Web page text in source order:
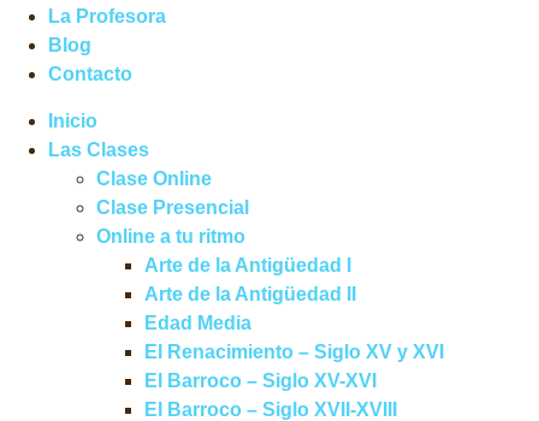
La Profesora
Blog
Contacto
Inicio
Las Clases
Clase Online
Clase Presencial
Online a tu ritmo
Arte de la Antigüedad I
Arte de la Antigüedad II
Edad Media
El Renacimiento – Siglo XV y XVI
El Barroco – Siglo XV-XVI
El Barroco – Siglo XVII-XVIII